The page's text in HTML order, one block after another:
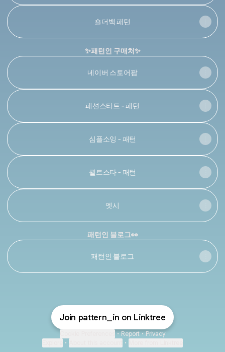
숄더백 패턴
✨패턴인 구매처✨
네이버 스토어팜
패션스타트 - 패턴
심플소잉 - 패턴
퀼트스타 - 패턴
엣시
패턴인 블로그👀
패턴인 블로그
Join pattern_in on Linktree
• Report • Privacy
• •